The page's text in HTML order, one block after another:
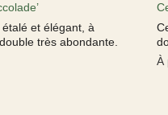
étalé et élégant, à
très abondante.
À